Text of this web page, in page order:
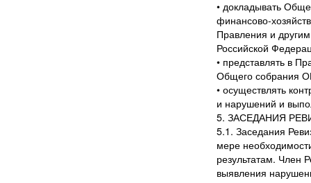
• докладывать
финансово-
Правления и
Российской
• представлять в
Общего собрания
• осуществлять
и нарушений и
5. ЗАСЕДАНИЯ
5.1. Заседания
мере
результатам. Член
выявления